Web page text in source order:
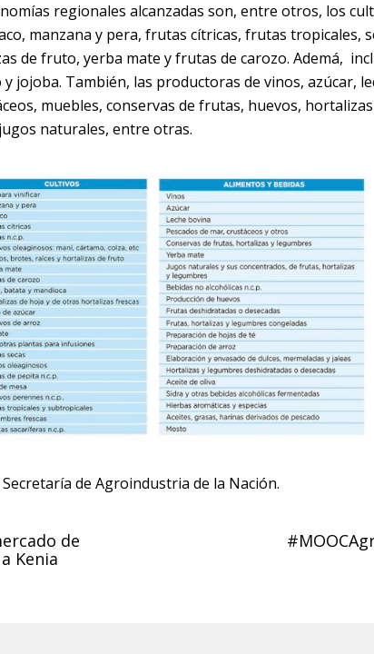
regionales alcanzadas son, entre otros, los
manzana y pera, frutas cítricas, frutas tropicales,
de fruto, yerba mate y frutas de carozo. Ademá,
y jojoba. También, las productoras de vinos, azúcar,
muebles, conservas de frutas, huevos,
naturales, entre otras.
Secretaría de Agroindustria de la Nación.
de
Kenia